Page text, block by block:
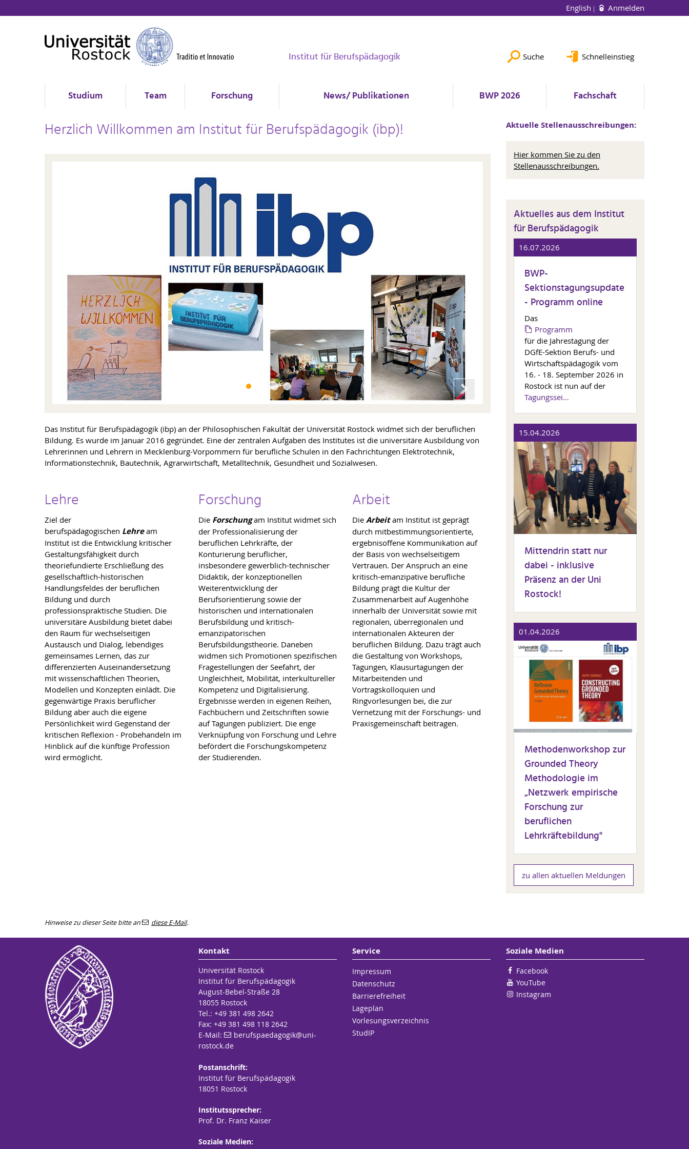
English Anmelden
Institut für Berufspädagogik Suche Schnelleinstieg
Studium Team Forschung News/ Publikationen BWP 2026 Fachschaft
Herzlich Willkommen am Institut für Berufspädagogik (ibp)!
Das Institut für Berufspädagogik (ibp) an der Philosophischen Fakultät der Universität Rostock widmet sich der beruflichen
Bildung. Es wurde im Januar 2016 gegründet. Eine der zentralen Aufgaben des Institutes ist die universitäre Ausbildung von
Lehrerinnen und Lehrern in Mecklenburg-Vorpommern für berufliche Schulen in den Fachrichtungen Elektrotechnik,
Informationstechnik, Bautechnik, Agrarwirtschaft, Metalltechnik, Gesundheit und Sozialwesen.
Lehre
Ziel der
berufspädagogischen Lehream
Institut ist die Entwicklung kritischer
Gestaltungsfähigkeit durch
theoriefundierte Erschließung des
gesellschaftlich-historischen
Handlungsfeldes der beruflichen
Bildung und durch
professionspraktische Studien. Die
universitäre Ausbildung bietet dabei
den Raum für wechselseitigen
Austausch und Dialog, lebendiges
gemeinsames Lernen, das zur
differenzierten Auseinandersetzung
mit wissenschaftlichen Theorien,
Modellen und Konzepten einlädt. Die
gegenwärtige Praxis beruflicher
Bildung aber auch die eigene
Persönlichkeit wird Gegenstand der
kritischen Reflexion - Probehandeln im
Hinblick auf die künftige Profession
wird ermöglicht.
Forschung
Die Forschungam Institut widmet sich
der Professionalisierung der
beruflichen Lehrkräfte, der
Konturierung beruflicher,
insbesondere gewerblich-technischer
Didaktik, der konzeptionellen
Weiterentwicklung der
Berufsorientierung sowie der
historischen und internationalen
Berufsbildung und kritisch-
emanzipatorischen
Berufsbildungstheorie. Daneben
widmen sich Promotionen spezifischen
Fragestellungen der Seefahrt, der
Ungleichheit, Mobilität, interkultureller
Kompetenz und Digitalisierung.
Ergebnisse werden in eigenen Reihen,
Fachbüchern und Zeitschriften sowie
auf Tagungen publiziert. Die enge
Verknüpfung von Forschung und Lehre
befördert die Forschungskompetenz
der Studierenden.
Arbeit
Die Arbeitam Institut ist geprägt
durch mitbestimmungsorientierte,
ergebnisoffene Kommunikation auf
der Basis von wechselseitigem
Vertrauen. Der Anspruch an eine
kritisch-emanzipative berufliche
Bildung prägt die Kultur der
Zusammenarbeit auf Augenhöhe
innerhalb der Universität sowie mit
regionalen, überregionalen und
internationalen Akteuren der
beruflichen Bildung. Dazu trägt auch
die Gestaltung von Workshops,
Tagungen, Klausurtagungen der
Mitarbeitenden und
Vortragskolloquien und
Ringvorlesungen bei, die zur
Vernetzung mit der Forschungs- und
Praxisgemeinschaft beitragen.
Aktuelle Stellenausschreibungen:
Hier kommen Sie zu den
Stellenausschreibungen.
Aktuelles aus dem Institut
für Berufspädagogik
16.07.2026
BWP-
Sektionstagungsupdate
- Programm online
Das
Programm
für die Jahrestagung der
DGfE-Sektion Berufs- und
Wirtschaftspädagogik vom
16. - 18. September 2026 in
Rostock ist nun auf der
Tagungssei…
15.04.2026
Mittendrin statt nur
dabei - inklusive
Präsenz an der Uni
Rostock!
01.04.2026
Methodenworkshop zur
Grounded Theory
Methodologie im
„Netzwerk empirische
Forschung zur
beruflichen
Lehrkräftebildung"
zu allen aktuellen Meldungen
Hinweise zu dieser Seite bitte an diese E-Mail.
Kontakt
Universität Rostock
Institut für Berufspädagogik
August-Bebel-Straße 28
18055 Rostock
Tel.: +49 381 498 2642
Fax: +49 381 498 118 2642
E-Mail:
berufspaedagogik@uni-
rostock.de
Postanschrift:
Institut für Berufspädagogik
18051 Rostock
Institutssprecher:
Prof. Dr. Franz Kaiser
Soziale Medien:
Service
Impressum
Datenschutz
Barrierefreiheit
Lageplan
Vorlesungsverzeichnis
StudIP
Soziale Medien
Facebook
YouTube
Instagram